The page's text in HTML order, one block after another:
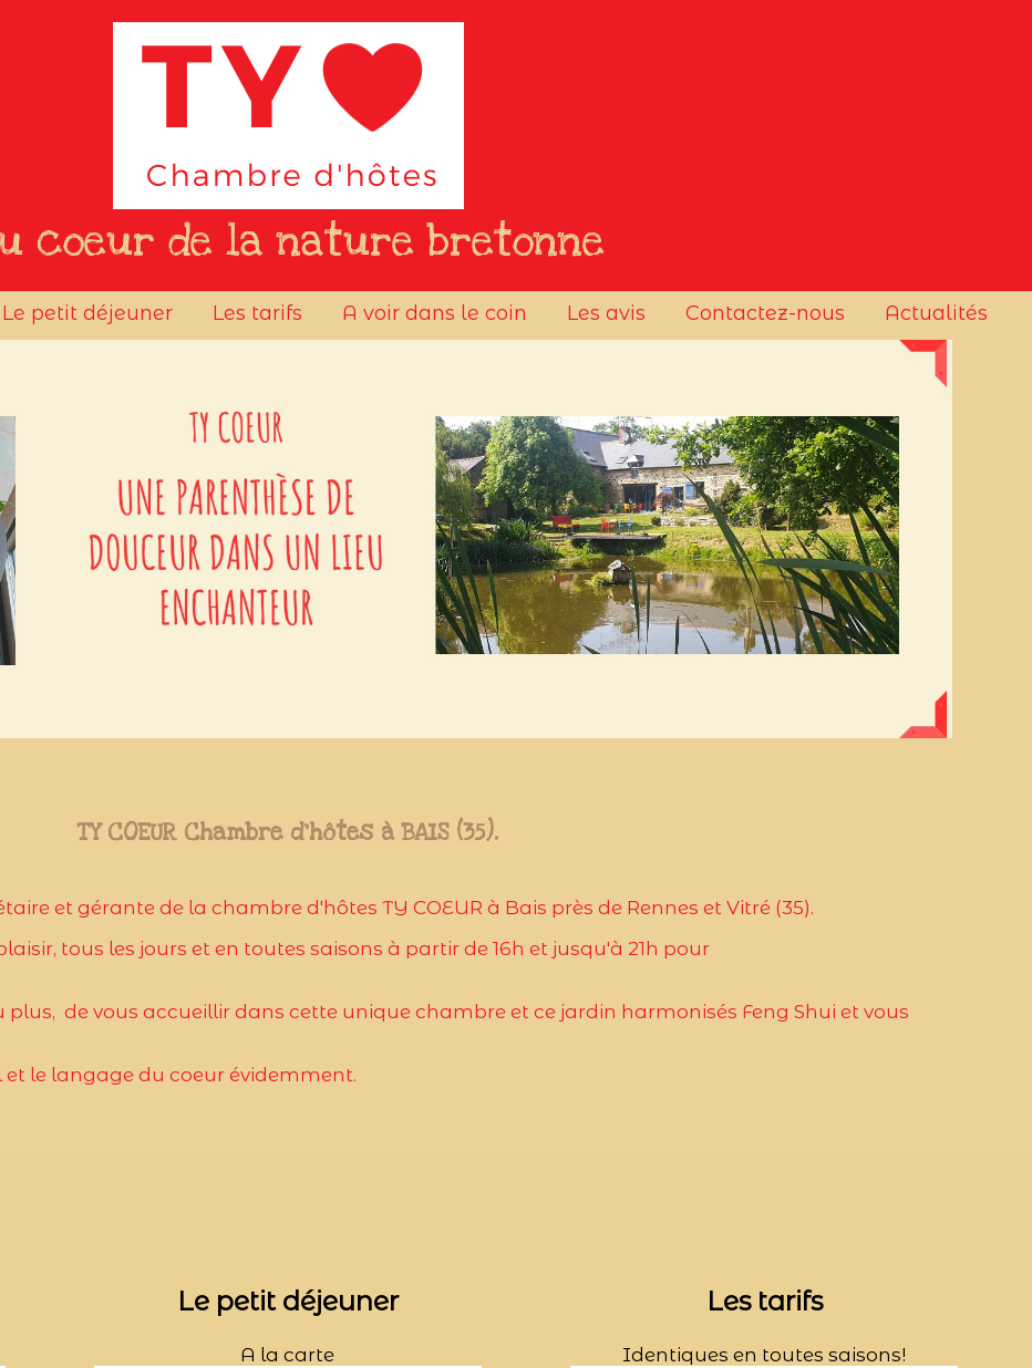
coeur de la nature bretonne
Le petit déjeuner Les tarifs A voir dans le coin Les avis Contactez-nous Actualités
TY COEUR Chambre d'hôtes à BAIS (35).
et gérante de la chambre d'hôtes TY COEUR à Bais près de Rennes et Vitré (35).
tous les jours et en toutes saisons à partir de 16h et jusqu'à 21h pour
plus, de vous accueillir dans cette unique chambre et ce jardin harmonisés Feng Shui et vous
le langage du coeur évidemment.
Le petit déjeuner
A la carte
Les tarifs
Identiques en toutes saisons!